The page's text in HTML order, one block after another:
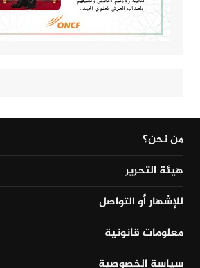
من نحن؟
هيئة التحرير
للإشهار أو التواصل
معلومات قانونية